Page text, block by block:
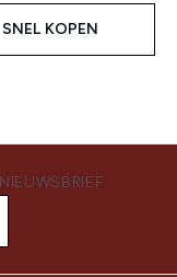
SNEL KOPEN